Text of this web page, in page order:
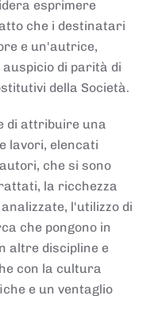
esprimere
che i destinatari
e un'autrice,
di parità di
della Società.
di attribuire una
lavori, elencati
che si sono
la ricchezza
l'utilizzo di
che pongono in
altre discipline e
con la cultura
e un ventaglio